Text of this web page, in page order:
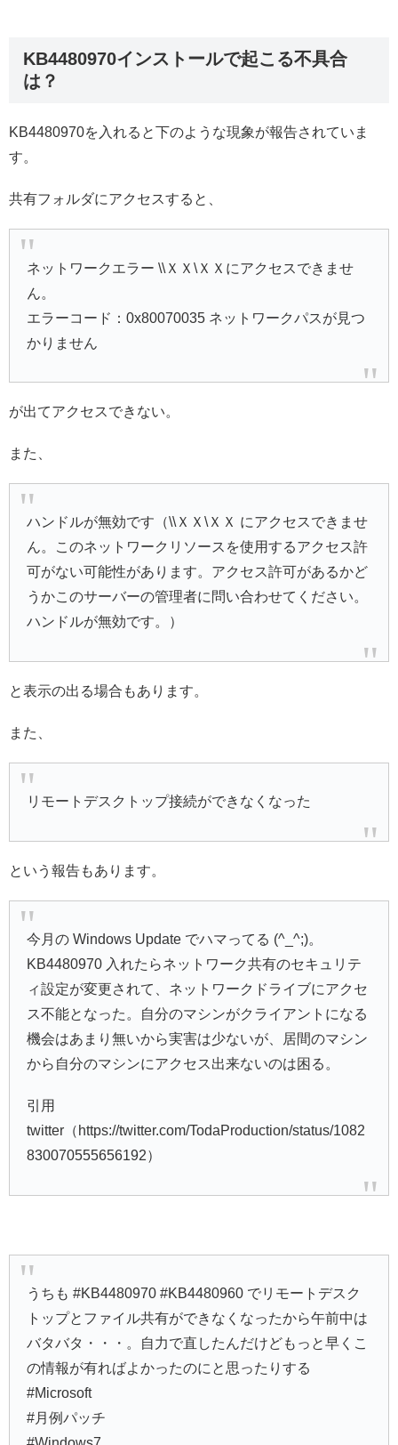
KB4480970インストールで起こる不具合
は？
KB4480970を入れると下のような現象が報告されていま
す。
共有フォルダにアクセスすると、
ネットワークエラー \\ＸＸ\ＸＸにアクセスできませ
ん。
エラーコード：0x80070035 ネットワークパスが見つ
かりません
が出てアクセスできない。
また、
ハンドルが無効です（\\ＸＸ\ＸＸ にアクセスできませ
ん。このネットワークリソースを使用するアクセス許
可がない可能性があります。アクセス許可があるかど
うかこのサーバーの管理者に問い合わせてください。
ハンドルが無効です。）
と表示の出る場合もあります。
また、
リモートデスクトップ接続ができなくなった
という報告もあります。
今月の Windows Update でハマってる (^_^;)。
KB4480970 入れたらネットワーク共有のセキュリテ
ィ設定が変更されて、ネットワークドライブにアクセ
ス不能となった。自分のマシンがクライアントになる
機会はあまり無いから実害は少ないが、居間のマシン
から自分のマシンにアクセス出来ないのは困る。
引用
twitter（https://twitter.com/TodaProduction/status/1082
830070555656192）
うちも #KB4480970 #KB4480960 でリモートデスク
トップとファイル共有ができなくなったから午前中は
バタバタ・・・。自力で直したんだけどもっと早くこ
の情報が有ればよかったのにと思ったりする
#Microsoft
#月例パッチ